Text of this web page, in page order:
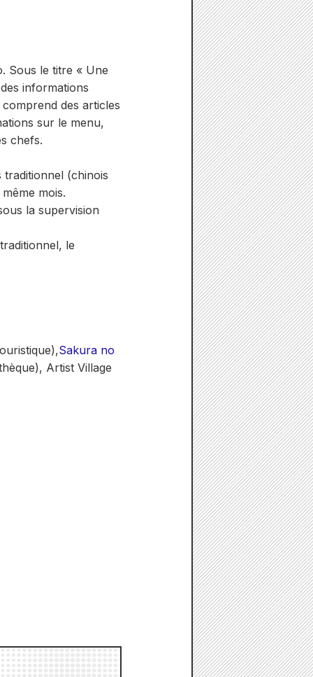
Sous le titre « Une
informations
des articles
sur le menu,
chefs.
traditionnel (chinois
mois.
la supervision
le
Sakura no
Artist Village